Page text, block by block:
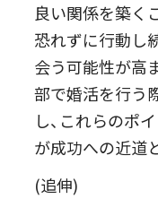
良い関係を築く
恐れずに行動し
会う可能性が高
部で婚活を行う
し、これらのポ
が成功への近道
(追伸)